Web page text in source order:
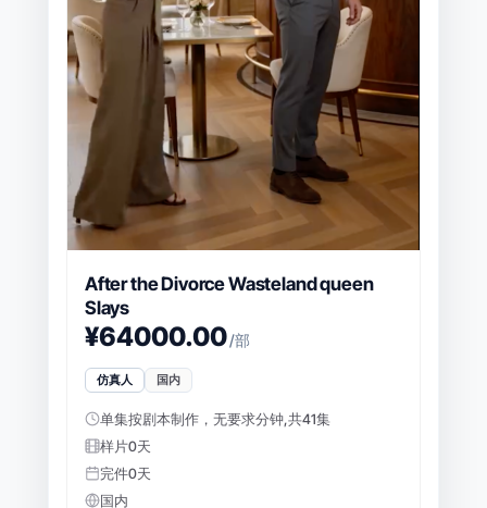
After the Divorce Wasteland queen
Slays
¥64000.00/部
仿真人 国内
单集按剧本制作，无要求分钟,共41集
样片0天
完件0天
国内